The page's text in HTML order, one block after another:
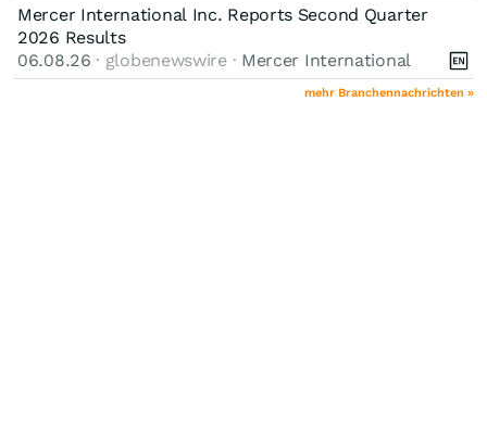
Mercer International Inc. Reports Second Quarter
2026 Results
06.08.26 · globenewswire · Mercer International
mehr Branchennachrichten »